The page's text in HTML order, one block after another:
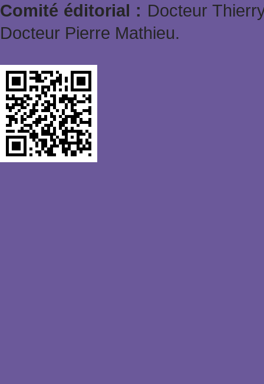
Comité éditorial : Docteur
Docteur Pierre Mathieu.